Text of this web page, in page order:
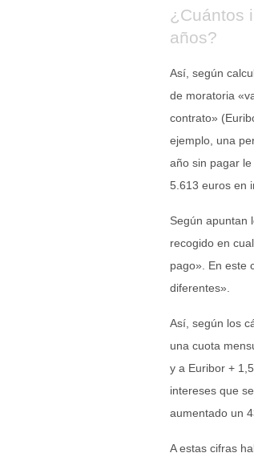
¿Cuántos
años?
Así, según
de moratoria
contrato»
ejemplo, una
año sin pagar
5.613 euros en
Según apuntan
recogido en
pago». En este
diferentes».
Así, según los
una cuota
y a Euribor +
intereses que
aumentado un
A estas cifras